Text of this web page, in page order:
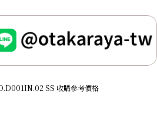
SS 收購參考價格